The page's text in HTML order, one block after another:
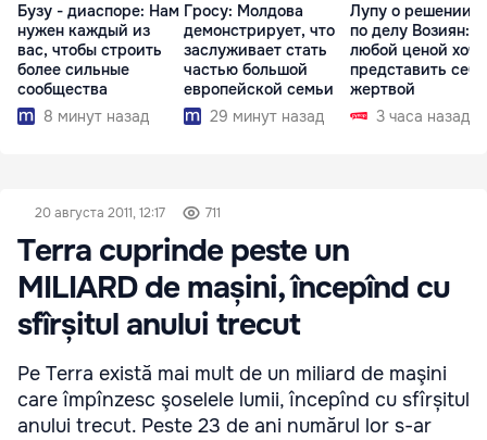
Бузу - диаспоре: Нам
нужен каждый из
вас, чтобы строить
более сильные
сообщества
8 минут назад
Гросу: Молдова
демонстрирует, что
заслуживает стать
частью большой
европейской семьи
29 минут назад
Лупу о решении
по делу Возиян:
любой ценой
представить себя
жертвой
3 часа назад
20 августа 2011, 12:17 711
Terra cuprinde peste un
MILIARD de mașini, începînd cu
sfîrșitul anului trecut
Pe Terra există mai mult de un miliard de maşini
care împînzesc şoselele lumii, începînd cu sfîrșitul
anului trecut. Peste 23 de ani numărul lor s-ar